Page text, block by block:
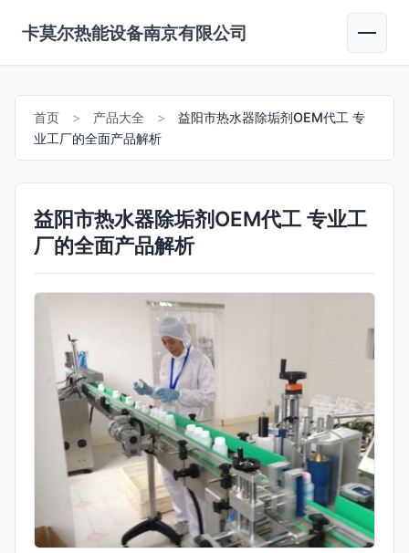
卡莫尔热能设备南京有限公司
首页 > 产品大全 >
益阳市热水器除垢剂OEM代工 专
业工厂的全面产品解析
益阳市热水器除垢剂OEM代工 专业工
厂的全面产品解析